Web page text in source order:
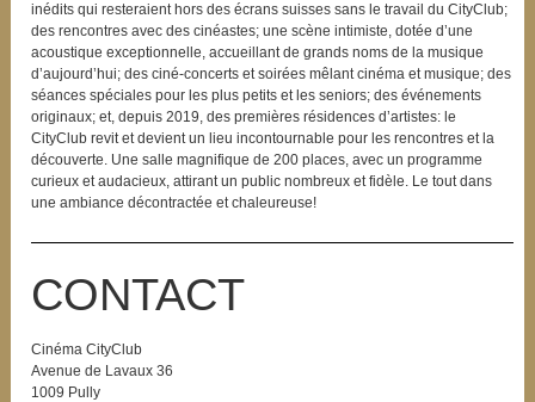
inédits qui resteraient hors des écrans suisses sans le travail du CityClub;
des rencontres avec des cinéastes; une scène intimiste, dotée d’une
acoustique exceptionnelle, accueillant de grands noms de la musique
d’aujourd’hui; des ciné-concerts et soirées mêlant cinéma et musique; des
séances spéciales pour les plus petits et les seniors; des événements
originaux; et, depuis 2019, des premières résidences d’artistes: le
CityClub revit et devient un lieu incontournable pour les rencontres et la
découverte. Une salle magnifique de 200 places, avec un programme
curieux et audacieux, attirant un public nombreux et fidèle. Le tout dans
une ambiance décontractée et chaleureuse!
CONTACT
Cinéma CityClub
Avenue de Lavaux 36
1009 Pully